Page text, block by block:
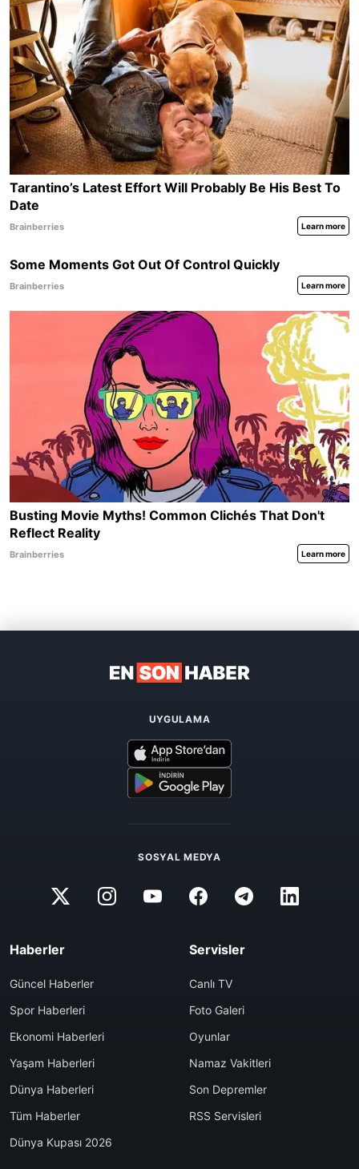
UYGULAMA
SOSYAL MEDYA
Haberler
Güncel Haberler
Spor Haberleri
Ekonomi Haberleri
Yaşam Haberleri
Dünya Haberleri
Tüm Haberler
Dünya Kupası 2026
Servisler
Canlı TV
Foto Galeri
Oyunlar
Namaz Vakitleri
Son Depremler
RSS Servisleri